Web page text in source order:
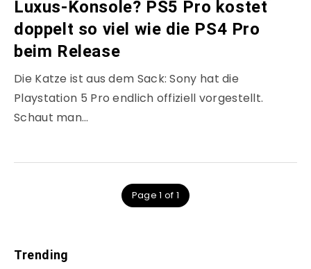
Luxus-Konsole? PS5 Pro kostet
doppelt so viel wie die PS4 Pro
beim Release
Die Katze ist aus dem Sack: Sony hat die
Playstation 5 Pro endlich offiziell vorgestellt.
Schaut man…
Page 1 of 1
Trending